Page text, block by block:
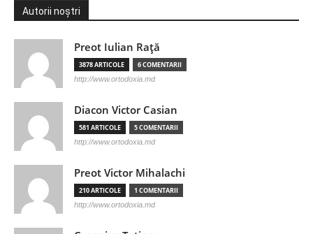
Autorii noștri
Preot Iulian Raţă
3878 ARTICOLE 6 COMENTARII
http://www.ortodoxia.md
Diacon Victor Casian
581 ARTICOLE 5 COMENTARII
http://www.ortodoxia.md
Preot Victor Mihalachi
210 ARTICOLE 1 COMENTARII
http://www.ortodoxia.md